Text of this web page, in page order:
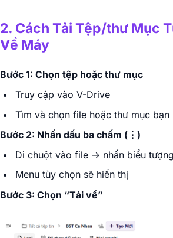
2. Cách Tải Tệp/thư Mục
Về Máy
Bước 1: Chọn tệp hoặc thư mục
Truy cập vào V-Drive
Tìm và chọn file hoặc thư mục bạn
Bước 2: Nhấn dấu ba chấm (⋮)
Di chuột vào file → nhấn biểu
Menu tùy chọn sẽ hiển thị
Bước 3: Chọn “Tải về”